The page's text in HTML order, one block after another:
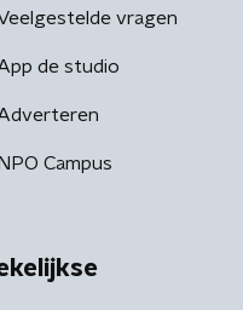
vragen
de studio
NPO Campus